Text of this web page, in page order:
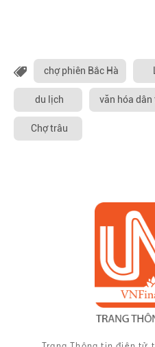
chợ phiên Bắc Hà
du lịch văn hóa dân
Chợ trâu